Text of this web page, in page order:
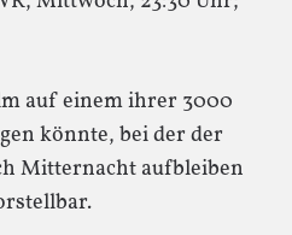
auf einem ihrer 3000
könnte, bei der der
Mitternacht aufbleiben